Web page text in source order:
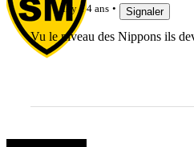
il y a 4 ans Signaler
Vu le niveau des Nippons ils